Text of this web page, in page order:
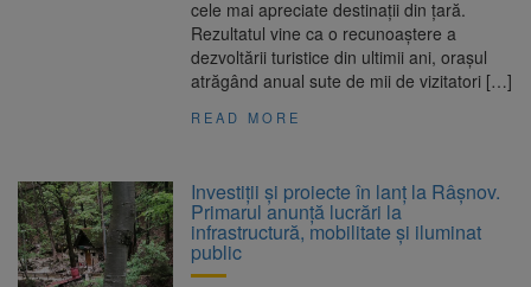
cele mai apreciate destinații din țară.
Rezultatul vine ca o recunoaștere a
dezvoltării turistice din ultimii ani, orașul
atrăgând anual sute de mii de vizitatori […]
READ MORE
Investiții și proiecte în lanț la Râșnov.
Primarul anunță lucrări la
infrastructură, mobilitate și iluminat
public